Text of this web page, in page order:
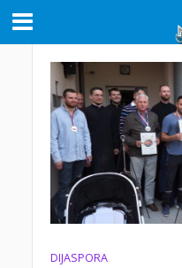
DIJASPORA